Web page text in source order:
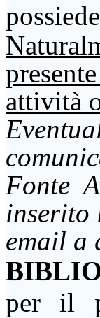
attività
Fonte
inserito
email a
per il